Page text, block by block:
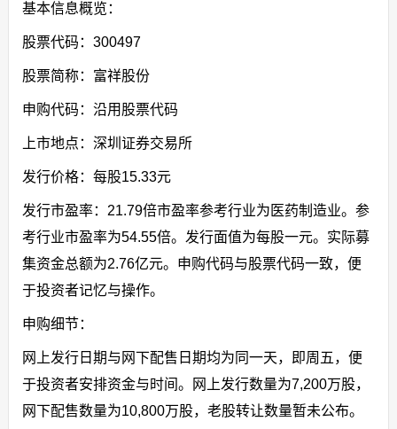
基本信息概览：
股票代码：300497
股票简称：富祥股份
申购代码：沿用股票代码
上市地点：深圳证券交易所
发行价格：每股15.33元
发行市盈率：21.79倍市盈率参考行业为医药制造业。参
考行业市盈率为54.55倍。发行面值为每股一元。实际募
集资金总额为2.76亿元。申购代码与股票代码一致，便
于投资者记忆与操作。
申购细节：
网上发行日期与网下配售日期均为同一天，即周五，便
于投资者安排资金与时间。网上发行数量为7,200万股，
网下配售数量为10,800万股，老股转让数量暂未公布。